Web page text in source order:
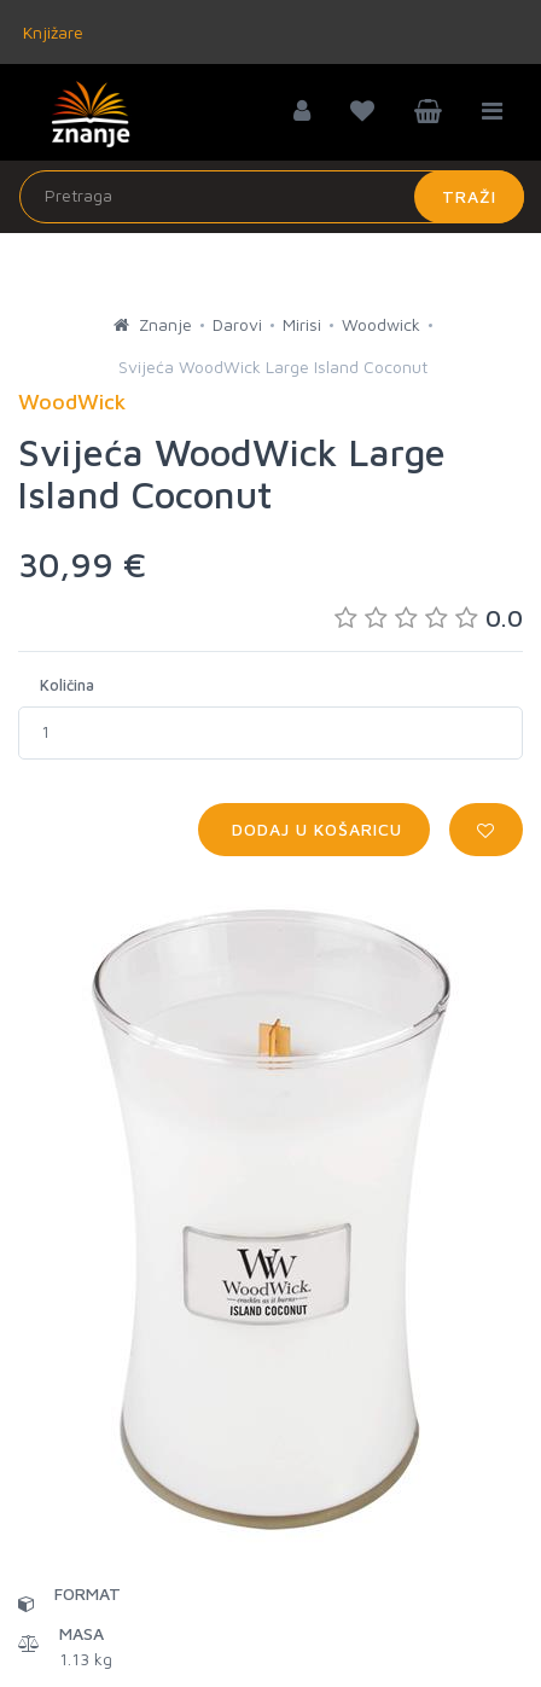
Knjižare
TRAŽI
Znanje Darovi Mirisi Woodwick
Svijeća WoodWick Large Island Coconut
WoodWick
Svijeća WoodWick Large
Island Coconut
30,99 €
0.0
Količina
DODAJ U KOŠARICU
FORMAT
MASA
1.13 kg